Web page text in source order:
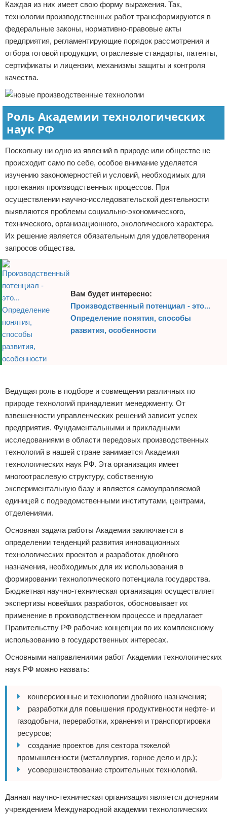
Каждая из них имеет свою форму выражения. Так,
технологии производственных работ трансформируются в
федеральные законы, нормативно-правовые акты
предприятия, регламентирующие порядок рассмотрения и
отбора готовой продукции, отраслевые стандарты, патенты,
сертификаты и лицензии, механизмы защиты и контроля
качества.
Роль Академии технологических
наук РФ
Поскольку ни одно из явлений в природе или обществе не
происходит само по себе, особое внимание уделяется
изучению закономерностей и условий, необходимых для
протекания производственных процессов. При
осуществлении научно-исследовательской деятельности
выявляются проблемы социально-экономического,
технического, организационного, экологического характера.
Их решение является обязательным для удовлетворения
запросов общества.
Вам будет интересно:
Производственный потенциал - это...
Определение понятия, способы
развития, особенности
Ведущая роль в подборе и совмещении различных по
природе технологий принадлежит менеджменту. От
взвешенности управленческих решений зависит успех
предприятия. Фундаментальными и прикладными
исследованиями в области передовых производственных
технологий в нашей стране занимается Академия
технологических наук РФ. Эта организация имеет
многоотраслевую структуру, собственную
экспериментальную базу и является самоуправляемой
единицей с подведомственными институтами, центрами,
отделениями.
Основная задача работы Академии заключается в
определении тенденций развития инновационных
технологических проектов и разработок двойного
назначения, необходимых для их использования в
формировании технологического потенциала государства.
Бюджетная научно-техническая организация осуществляет
экспертизы новейших разработок, обосновывает их
применение в производственном процессе и предлагает
Правительству РФ рабочие концепции по их комплексному
использованию в государственных интересах.
Основными направлениями работ Академии технологических
наук РФ можно назвать:
конверсионные и технологии двойного назначения;
разработки для повышения продуктивности нефте- и
газодобычи, переработки, хранения и транспортировки
ресурсов;
создание проектов для сектора тяжелой
промышленности (металлургия, горное дело и др.);
усовершенствование строительных технологий.
Данная научно-техническая организация является дочерним
учреждением Международной академии технологических